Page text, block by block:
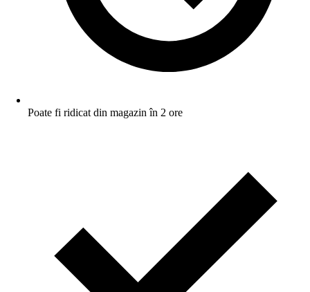
Poate fi ridicat din magazin în 2 ore